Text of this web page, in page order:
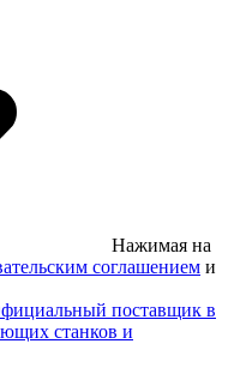
Нажимая на
соглашением и
поставщик в
станков и